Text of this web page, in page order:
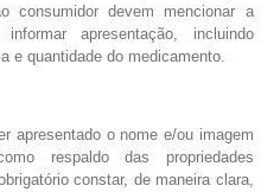
consumidor devem mencionar a
apresentação, incluindo
e quantidade do medicamento.
apresentado o nome e/ou imagem
respaldo das propriedades
constar, de maneira clara,